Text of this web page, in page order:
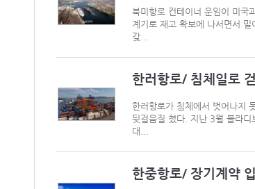
북미항로 컨테이너 운임이 미국
계기로 재고 확보에 나서면서
갖...
한러항로/ 침체일로
한러항로가 침체에서 벗어나지
뒷걸음질 쳤다. 지난 3월 블라
대...
한중항로/ 장기계약